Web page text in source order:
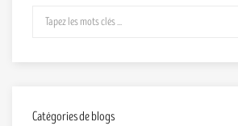
Catégories de blogs